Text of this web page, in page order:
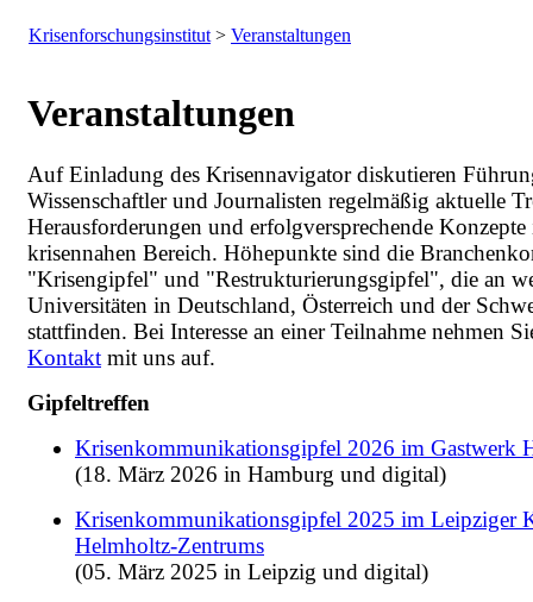
Krisenforschungsinstitut > Veranstaltungen
Veranstaltungen
Auf Einladung des Krisennavigator diskutieren
Wissenschaftler und Journalisten regelmäßig aktuelle
Herausforderungen und erfolgversprechende Konzepte
krisennahen Bereich. Höhepunkte sind die
"Krisengipfel" und "Restrukturierungsgipfel", die an
Universitäten in Deutschland, Österreich und der
stattfinden. Bei Interesse an einer Teilnahme nehmen
Kontakt mit uns auf.
Gipfeltreffen
Krisenkommunikationsgipfel 2026 im Gastwerk
(18. März 2026 in Hamburg und digital)
Krisenkommunikationsgipfel 2025 im Leipziger
Helmholtz-Zentrums
(05. März 2025 in Leipzig und digital)